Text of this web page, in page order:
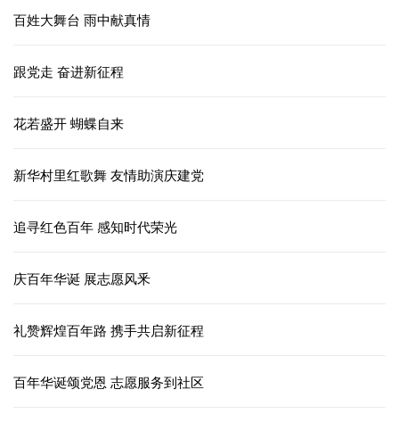
百姓大舞台 雨中献真情
跟党走 奋进新征程
花若盛开 蝴蝶自来
新华村里红歌舞 友情助演庆建党
追寻红色百年 感知时代荣光
庆百年华诞 展志愿风釆
礼赞辉煌百年路 携手共启新征程
百年华诞颂党恩 志愿服务到社区